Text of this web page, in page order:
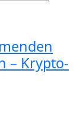
– Krypto-